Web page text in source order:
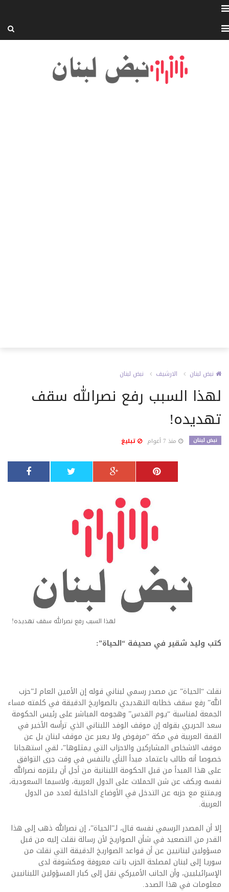
نبض لبنان الارشيف نبض لبنان
لهذا السبب رفع نصرالله سقف
تهديده!
نبض لبنان منذ 7 أعوام تبليغ
لهذا السبب رفع نصرالله سقف تهديده!
كتب وليد شقير في صحيفة “الحياة”:
نقلت “الحياة” عن مصدر رسمي لبناني قوله إن الأمين العام لـ”حزب
الله” رفع سقف خطابه التهديدي بالصواريخ الدقيقة في كلمته مساء
الجمعة لمناسبة “يوم القدس” وهجومه المباشر على رئيس الحكومة
سعد الحريري بقوله إن موقف الوفد اللبناني الذي ترأسه الأخير في
القمة العربية في مكة “مرفوض ولا يعبر عن موقف لبنان بل عن
موقف الاشخاص المشاركين والاحزاب التي يمثلوها”، لقي استهجانا
خصوصا أنه طالب باعتماد مبدأ النأي بالنفس في وقت جرى التوافق
على هذا المبدأ من قبل الحكومة اللبنانية من أجل أن يلتزمه نصرالله
نفسه ويكف عن شن الحملات على الدول العربية، ولاسيما السعودية،
ويمتنع مع حزبه عن التدخل في الأوضاع الداخلية لعدد من الدول
العربية.
إلا أن المصدر الرسمي نفسه قال، لـ”الحياة”، إن نصرالله ذهب إلى هذا
القدر من التصعيد في شأن الصواريخ لأن رسالة نقلت إليه من قبل
مسؤولين لبنانيين عن أن قواعد الصواريخ الدقيقة التي نقلت من
سوريا إلى لبنان لمصلحة الحزب باتت معروفة ومكشوفة لدى
الإسرائيليين، وأن الجانب الأميركي نقل إلى كبار المسؤولين اللبنانيين
معلومات في هذا الصدد.